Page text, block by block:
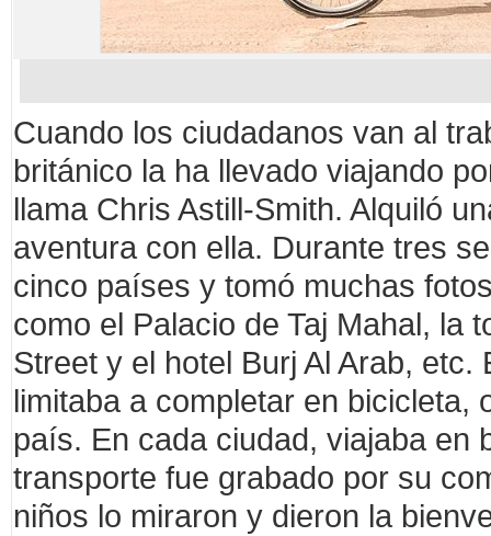
Cuando los ciudadanos van al
británico la ha llevado viajando
llama Chris Astill-Smith. Alquiló
aventura con ella. Durante tres
cinco países y tomó muchas
como el Palacio de Taj Mahal, la
Street y el hotel Burj Al Arab,
limitaba a completar en
país. En cada ciudad, viajaba en
transporte fue grabado por su
niños lo miraron y dieron la